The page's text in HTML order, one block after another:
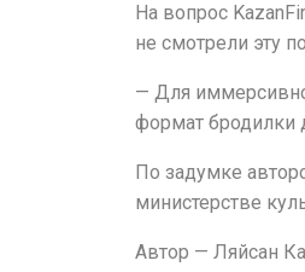
Репертуар
Проекты
Медиа
Контакты
На вопрос
не смотрели эту
— Для
формат бродилки
По задумке
министерстве
Автор — Ляйсан